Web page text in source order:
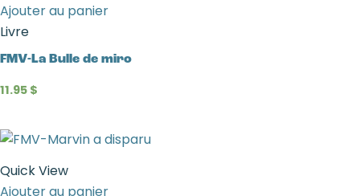
Ajouter au panier
Livre
FMV-La Bulle de miro
11.95 $
Quick View
Ajouter au panier